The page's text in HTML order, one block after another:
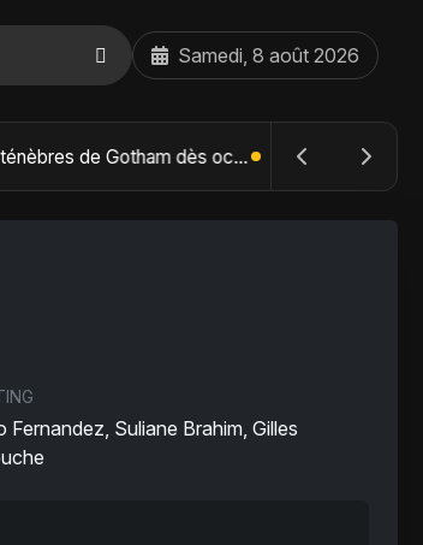
Samedi, 8 août 2026
The Batman : Part II – Robert Pattinson replonge dans les ténèbres de Gotham dès octobre 2027
Fernandez, Suliane Brahim, Gilles